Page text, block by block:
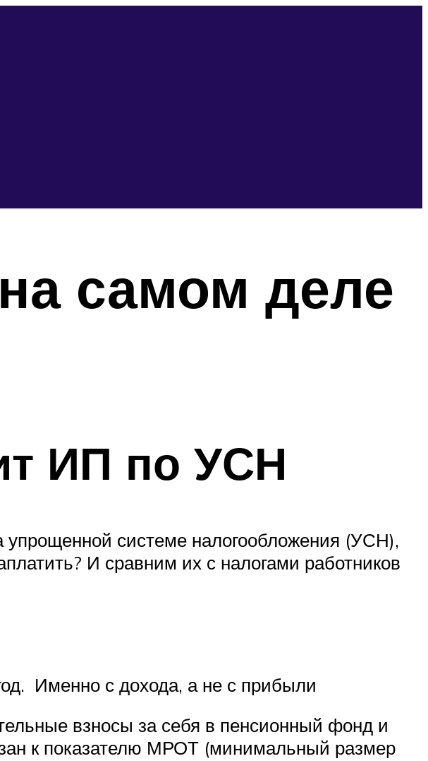
самом деле
ИП по УСН
системе налогообложения (УСН),
И сравним их с налогами работников
Именно с дохода, а не с прибыли
взносы за себя в пенсионный фонд и
к показателю МРОТ (минимальный размер